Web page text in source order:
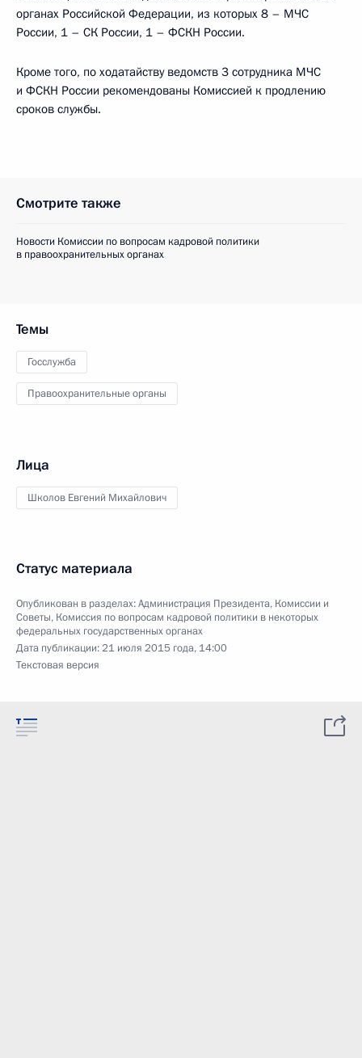
органах Российской Федерации, из которых 8 – МЧС
России, 1 – СК России, 1 – ФСКН России.
Кроме того, по ходатайству ведомств 3 сотрудника МЧС
и ФСКН России рекомендованы Комиссией к продлению
сроков службы.
Смотрите также
Новости Комиссии по вопросам кадровой политики
в правоохранительных органах
Темы
Госслужба
Правоохранительные органы
Лица
Школов Евгений Михайлович
Статус материала
Опубликован в разделах:Администрация Президента, Комиссии и
Советы, Комиссия по вопросам кадровой политики в некоторых
федеральных государственных органах
Дата публикации:21 июля 2015 года, 14:00
Текстовая версия